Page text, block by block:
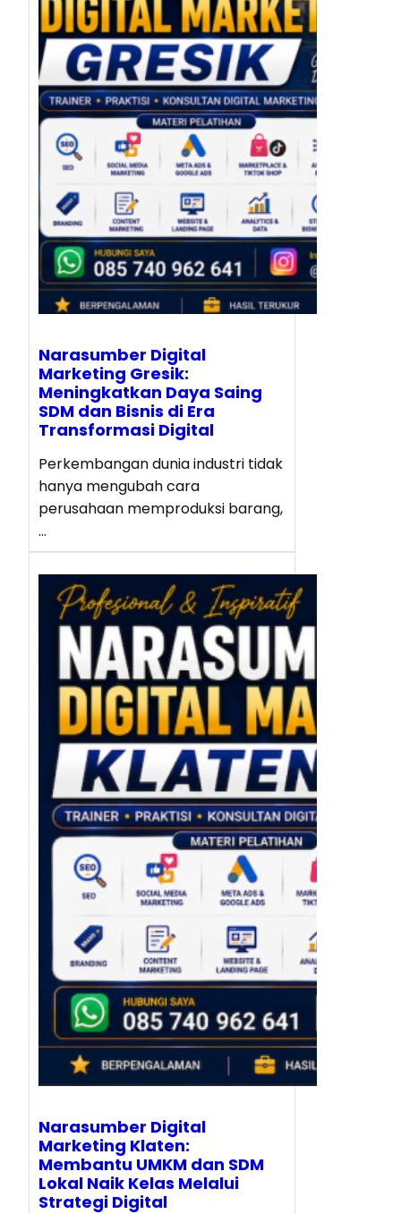
Narasumber Digital
Marketing Gresik:
Meningkatkan Daya Saing
SDM dan Bisnis di Era
Transformasi Digital
Perkembangan dunia industri tidak
hanya mengubah cara
perusahaan memproduksi barang,
…
Narasumber Digital
Marketing Klaten:
Membantu UMKM dan SDM
Lokal Naik Kelas Melalui
Strategi Digital